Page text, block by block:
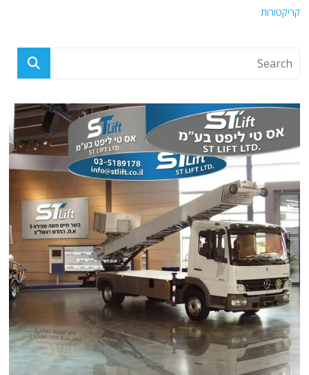
קריקטורות
פוסטים אחרונים
צרפת: תמיד כן!